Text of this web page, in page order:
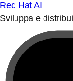
Red Hat AI
Sviluppa e